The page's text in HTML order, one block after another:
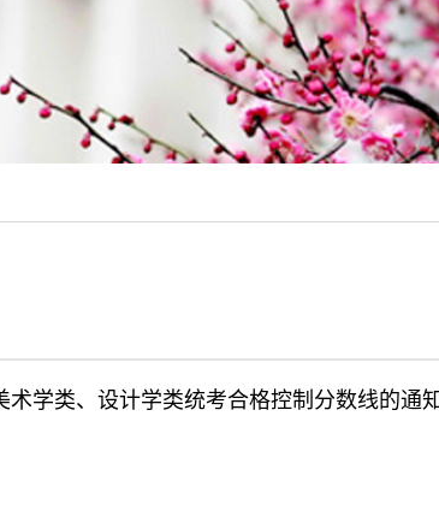
术学类、设计学类统考合格控制分数线的通知